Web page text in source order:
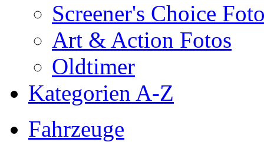
Screener's Choice
Art & Action Fotos
Oldtimer
Kategorien A-Z
Fahrzeuge